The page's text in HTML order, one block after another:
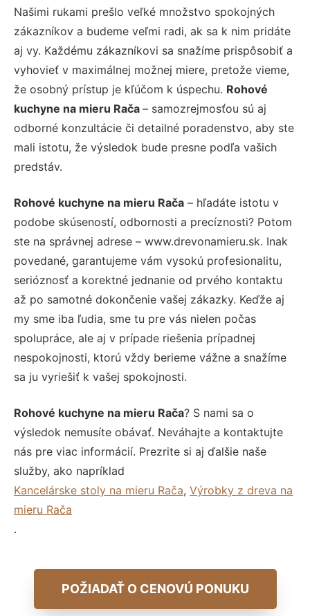
Našimi rukami prešlo veľké množstvo spokojných
zákazníkov a budeme veľmi radi, ak sa k nim pridáte
aj vy. Každému zákazníkovi sa snažíme prispôsobiť a
vyhovieť v maximálnej možnej miere, pretože vieme,
že osobný prístup je kľúčom k úspechu. Rohové
kuchyne na mieru Rača – samozrejmosťou sú aj
odborné konzultácie či detailné poradenstvo, aby ste
mali istotu, že výsledok bude presne podľa vašich
predstáv.
Rohové kuchyne na mieru Rača – hľadáte istotu v
podobe skúseností, odbornosti a precíznosti? Potom
ste na správnej adrese – www.drevonamieru.sk. Inak
povedané, garantujeme vám vysokú profesionalitu,
serióznosť a korektné jednanie od prvého kontaktu
až po samotné dokončenie vašej zákazky. Keďže aj
my sme iba ľudia, sme tu pre vás nielen počas
spolupráce, ale aj v prípade riešenia prípadnej
nespokojnosti, ktorú vždy berieme vážne a snažíme
sa ju vyriešiť k vašej spokojnosti.
Rohové kuchyne na mieru Rača? S nami sa o
výsledok nemusíte obávať. Neváhajte a kontaktujte
nás pre viac informácií. Prezrite si aj ďalšie naše
služby, ako napríklad
Kancelárske stoly na mieru Rača, Výrobky z dreva na
mieru Rača
.
POŽIADAŤ O CENOVÚ PONUKU